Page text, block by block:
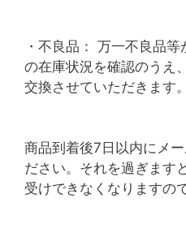
・不良品： 万一不良品
の在庫状況を確認のうえ
交換させていただきます。
商品到着後7日以内にメ
ださい。それを過ぎます
受けできなくなりますの